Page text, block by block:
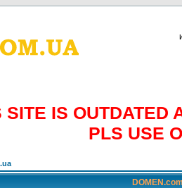
SITE IS OUTDATED
PLS USE